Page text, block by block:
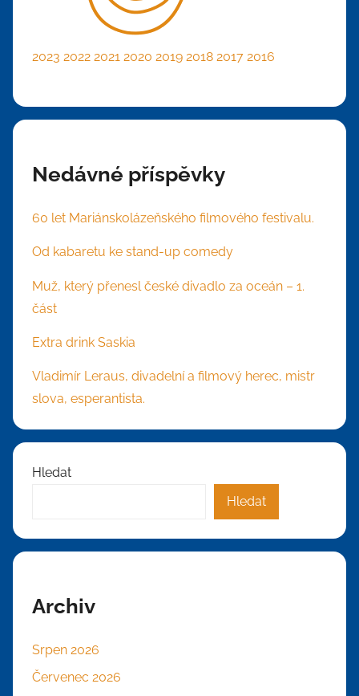
2023 2022 2021 2020 2019 2018 2017 2016
Nedávné příspěvky
60 let Mariánskolázeňského filmového festivalu.
Od kabaretu ke stand-up comedy
Muž, který přenesl české divadlo za oceán – 1.
část
Extra drink Saskia
Vladimír Leraus, divadelní a filmový herec, mistr
slova, esperantista.
Hledat
Hledat
Archiv
Srpen 2026
Červenec 2026